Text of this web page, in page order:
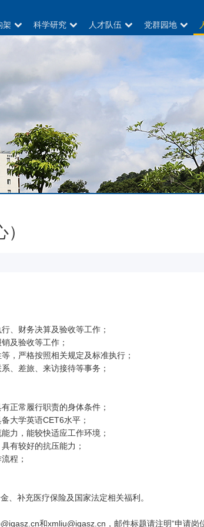
架 科学研究 人才队伍 党群园地
、财务决算及验收等工作；
及验收等工作；
，严格按照相关规定及标准执行；
、差旅、来访接待等事务；
正常履行职责的身体条件；
大学英语CET6水平；
力，能较快适应工作环境；
有较好的抗压能力；
程；
、补充医疗保险及国家法定相关福利。
和xmliu@iqasz.cn ， 邮件标题请注明“申请岗